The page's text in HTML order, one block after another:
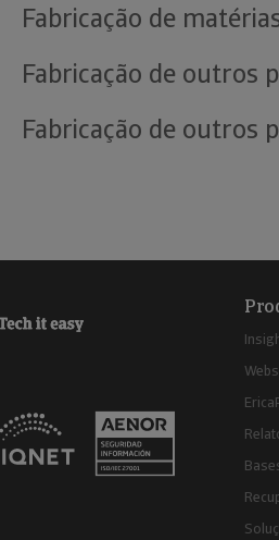
Fabricação de
Fabricação de outros
Fabricação de outros